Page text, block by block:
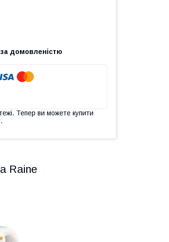
за домовленістю
Тепер ви можете купити
Raine